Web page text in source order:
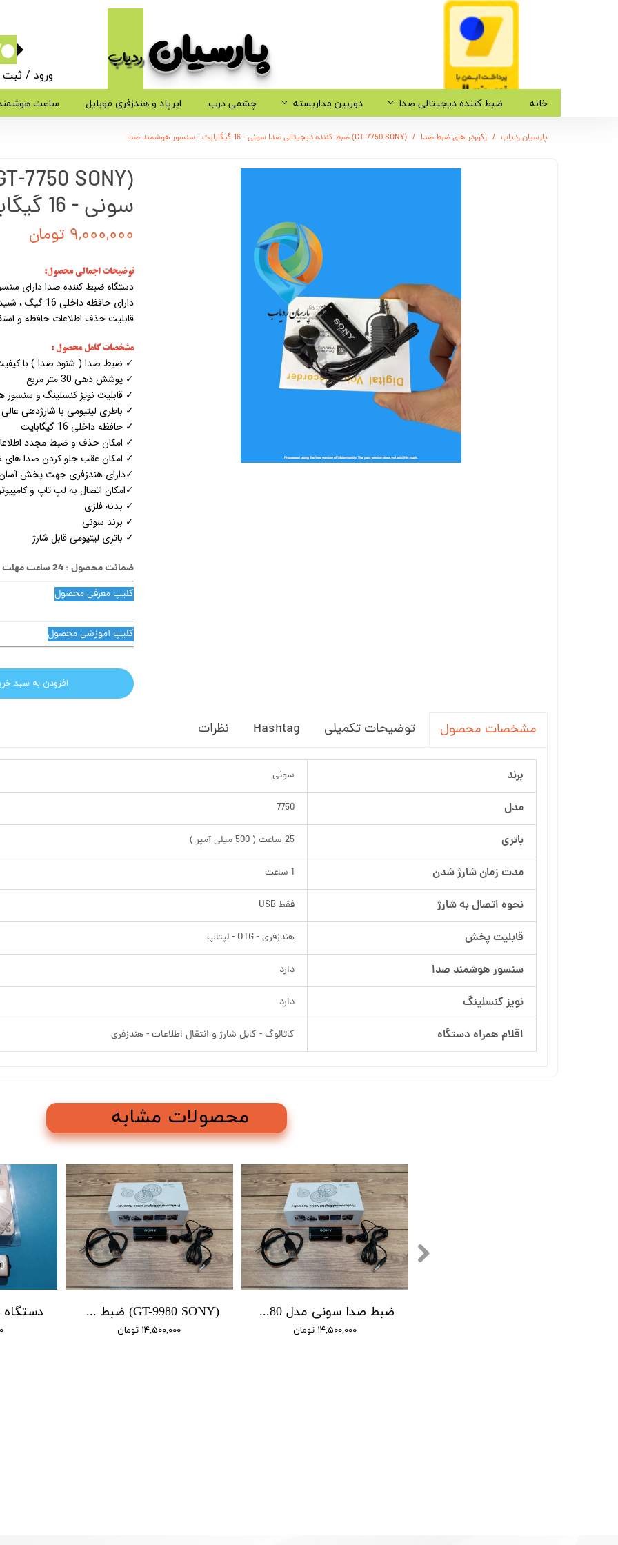
پارسیان​​​​​​​ردیاب
ورود /ثبت
حساب
خروج از
خانه ضبط کننده دیجیتالی صدا دوربین مداربسته چشمی درب ایرپاد و هندزفری موبایل ساعت
پارسیان ردیاب رکوردر های ضبط صدا (GT-7750 SONY) ضبط کننده دیجیتالی صدا سونی - 16 گیگابایت - سنسور هوشمند صدا
سونی - 16 گیگابایت - سنسور هوشمند صدا
۹,۰۰۰,۰۰۰ تومان
توضیحات اجمالی محصول:
دستگاه ضبط کننده صدا دارای
دارای حافظه داخلی 16 گیگ ، شنیدن آسان صدا ها از طریق هندزفری و یا اتصال به لپتاپ و موبایل
قابلیت حذف اطلاعات حافظه و
مشخصات کامل محصول :
✓ ضبط صدا ( شنود صدا ) با کیفیت 160
✓ پوشش دهی 30 متر مربع
✓ قابلیت نویز کنسلینگ و
✓ باطری لیتیومی با شارژدهی عالی
✓ حافظه داخلی 16 گیگابایت
✓ امکان حذف و ضبط مجدد
✓ امکان عقب جلو کردن صدا
✓دارای هندزفری جهت پخش
✓امکان اتصال به لپ تاپ و
✓ بدنه فلزی
✓ برند سونی
✓ باتری لیتیومی قابل شارژ
ضمانت محصول : 24 ساعت مهلت تست.
کلیپ معرفی محصول
کلیپ آموزشی محصول
افزودن به سبد
مشخصات محصول توضیحات تکمیلی Hashtag نظرات
برند سونی
مدل 7750
باتری 25 ساعت ( 500 میلی آمپر )
مدت زمان شارژ شدن 1 ساعت
نحوه اتصال به شارژ فقط USB
قابلیت پخش هندزفری - OTG - لپتاپ
سنسور هوشمند صدا دارد
نویز کنسلینگ دارد
اقلام همراه دستگاه کاتالوگ - کابل شارژ و انتقال اطلاعات - هندزفری
(GT-9980 SONY) ضبط کننده دیجیتالی سونی / 4 روز شارژ / 16 گیگابایت/ سنسور هوشمند
۱۴,۵۰۰,۰۰۰ تومان
ضبط صدا سونی مدل 9980 / 4 روز شارژ / 16 گیگابایت / سنسور صدا
۱۴,۵۰۰,۰۰۰ تومان
محصولات مشابه